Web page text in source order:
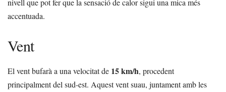
nivell que pot fer que la sensació de calor sigui una mica més
accentuada.
Vent
El vent bufarà a una velocitat de 15 km/h, procedent
principalment del sud-est. Aquest vent suau, juntament amb les